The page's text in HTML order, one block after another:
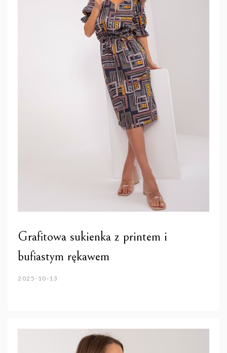
Grafitowa sukienka z printem i
bufiastym rękawem
2025-10-13